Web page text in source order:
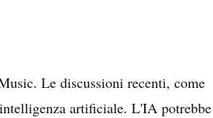
Le discussioni recenti, come
artificiale. L'IA potrebbe